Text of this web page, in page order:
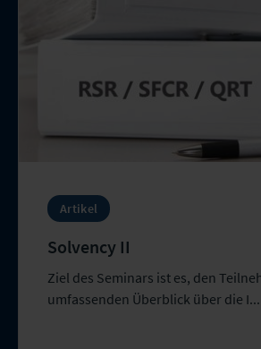
Artikel
Solvency II
Ziel des Seminars ist es, den
umfassenden Überblick über die I...